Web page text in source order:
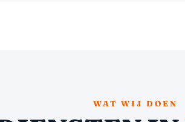
WAT WIJ DOEN